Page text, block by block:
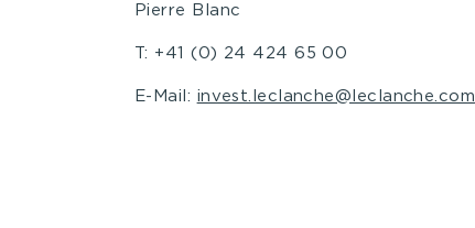
Pierre Blanc
T: +41 (0) 24 424 65 00
E-Mail: invest.leclanche@leclanche.com